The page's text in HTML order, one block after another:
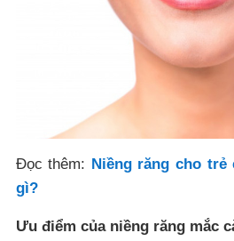
Đọc thêm: Niềng răng cho trẻ
gì?
Ưu điểm của niềng răng mắc